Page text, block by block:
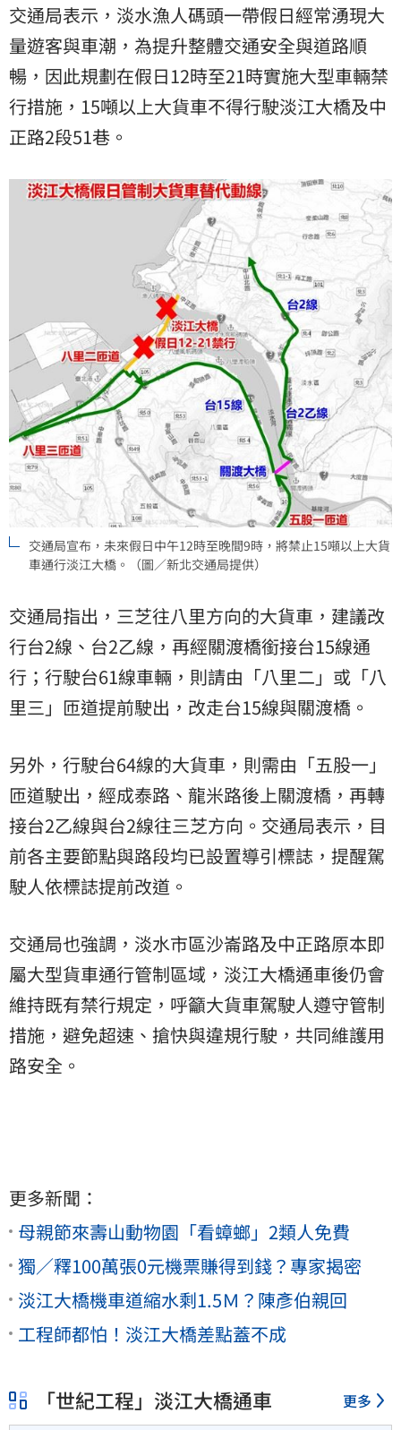
交通局表示，淡水漁人碼頭一帶假日經常湧現大
量遊客與車潮，為提升整體交通安全與道路順
暢，因此規劃在假日12時至21時實施大型車輛禁
行措施，15噸以上大貨車不得行駛淡江大橋及中
正路2段51巷。
交通局宣布，未來假日中午12時至晚間9時，將禁止15噸以上大貨
車通行淡江大橋。（圖／新北交通局提供）
交通局指出，三芝往八里方向的大貨車，建議改
行台2線、台2乙線，再經關渡橋銜接台15線通
行；行駛台61線車輛，則請由「八里二」或「八
里三」匝道提前駛出，改走台15線與關渡橋。
另外，行駛台64線的大貨車，則需由「五股一」
匝道駛出，經成泰路、龍米路後上關渡橋，再轉
接台2乙線與台2線往三芝方向。交通局表示，目
前各主要節點與路段均已設置導引標誌，提醒駕
駛人依標誌提前改道。
交通局也強調，淡水市區沙崙路及中正路原本即
屬大型貨車通行管制區域，淡江大橋通車後仍會
維持既有禁行規定，呼籲大貨車駕駛人遵守管制
措施，避免超速、搶快與違規行駛，共同維護用
路安全。
更多新聞：
母親節來壽山動物園「看蟑螂」2類人免費
獨／釋100萬張0元機票賺得到錢？專家揭密
淡江大橋機車道縮水剩1.5Ｍ？陳彥伯親回
工程師都怕！淡江大橋差點蓋不成
「世紀工程」淡江大橋通車 更多